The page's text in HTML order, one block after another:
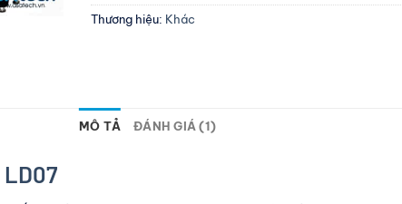
Thương hiệu: Khác
MÔ TẢ ĐÁNH GIÁ (1)